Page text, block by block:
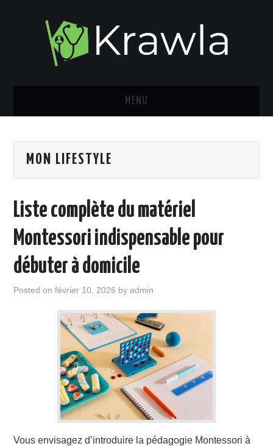
MENU
MON LIFESTYLE
MON CÔTÉ SPORTIF
FINANCE
MON LIFESTYLE
Liste complète du matériel
Montessori indispensable pour
débuter à domicile
Posted onfévrier 10, 2026 byadmin
Vous envisagez d’introduire la pédagogie Montessori à